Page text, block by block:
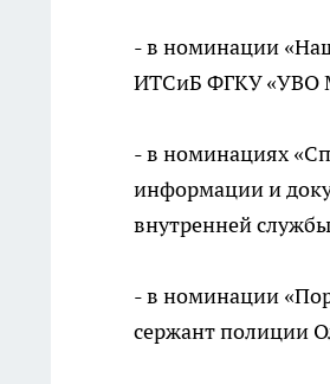
- в номинации
ИТСиБ ФГКУ «УВО
- в номинациях
информации и
внутренней
- в номинации
сержант полиции